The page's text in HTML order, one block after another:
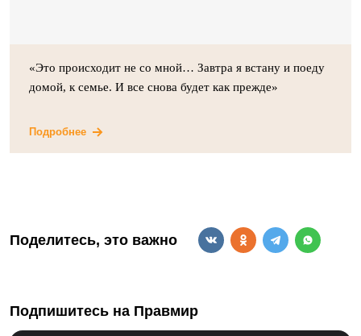
«Это происходит не со мной… Завтра я встану и поеду
домой, к семье. И все снова будет как прежде»
Подробнее
Поделитесь, это важно
Подпишитесь на Правмир